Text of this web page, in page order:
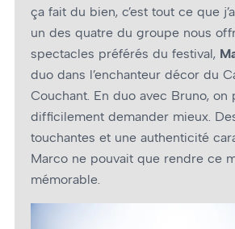
ça fait du bien, c’est tout ce que
un des quatre du groupe nous
spectacles préférés du festival,
duo dans l’enchanteur décor du
Couchant. En duo avec Bruno, on
difficilement demander mieux.
touchantes et une authenticité
Marco ne pouvait que rendre ce
mémorable.